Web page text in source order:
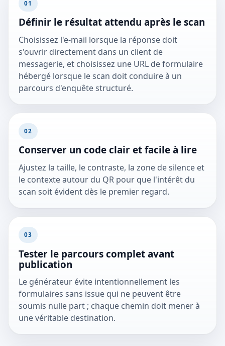
01
Définir le résultat attendu après le scan
Choisissez l'e-mail lorsque la réponse doit
s'ouvrir directement dans un client de
messagerie, et choisissez une URL de formulaire
hébergé lorsque le scan doit conduire à un
parcours d'enquête structuré.
02
Conserver un code clair et facile à lire
Ajustez la taille, le contraste, la zone de silence et
le contexte autour du QR pour que l'intérêt du
scan soit évident dès le premier regard.
03
Tester le parcours complet avant
publication
Le générateur évite intentionnellement les
formulaires sans issue qui ne peuvent être
soumis nulle part ; chaque chemin doit mener à
une véritable destination.